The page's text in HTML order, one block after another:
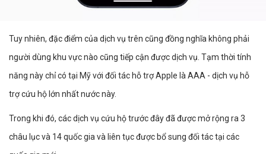
Tuy nhiên, đặc điểm của dịch vụ trên cũng đồng nghĩa không phải
người dùng khu vực nào cũng tiếp cận được dịch vụ. Tạm thời tính
năng này chỉ có tại Mỹ với đối tác hỗ trợ Apple là AAA - dịch vụ hỗ
trợ cứu hộ lớn nhất nước này.
Trong khi đó, các dịch vụ cứu hộ trước đây đã được mở rộng ra 3
châu lục và 14 quốc gia và liên tục được bổ sung đối tác tại các